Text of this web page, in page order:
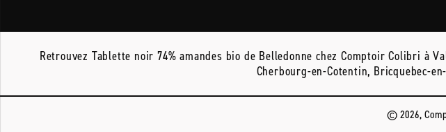
Retrouvez Tablette noir 74% amandes bio de Belledonne chez Comptoir Colibri à
Cherbourg-en-Cotentin, Bricquebec-
© 2026,